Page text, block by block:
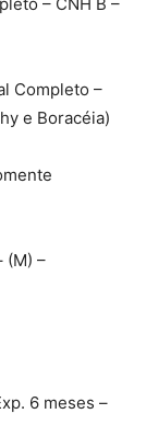
Completo –
e Boracéia)
(M) –
6 meses –